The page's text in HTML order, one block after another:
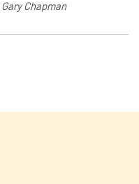
Chapman